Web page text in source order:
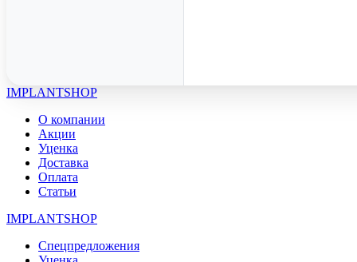
IMPLANTSHOP
О компании
Акции
Уценка
Доставка
Оплата
Статьи
IMPLANTSHOP
Спецпредложения